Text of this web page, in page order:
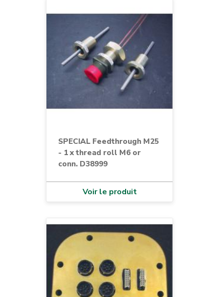
SPECIAL Feedthrough M25
- 1 x thread roll M6 or
conn. D38999
Voir le produit